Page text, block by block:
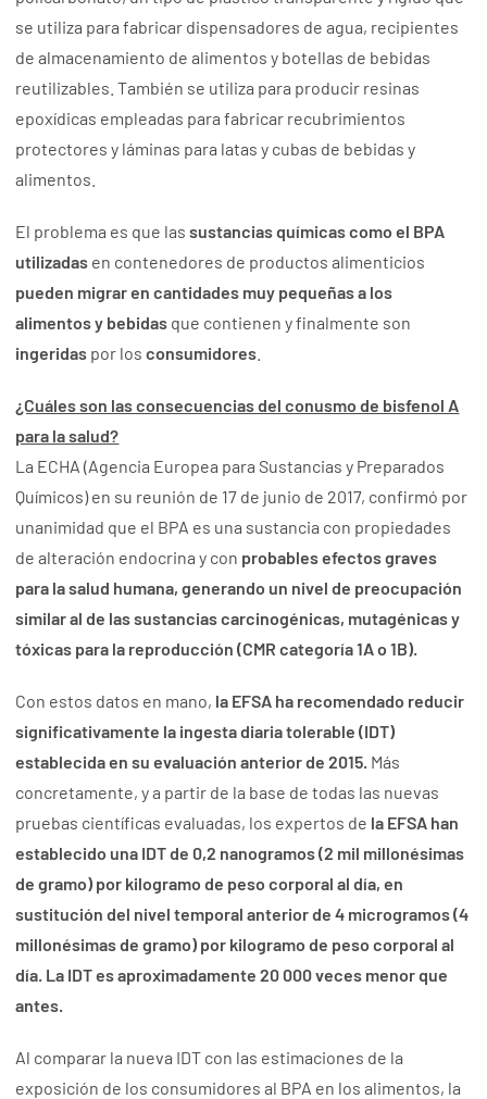
se utiliza para fabricar dispensadores de agua, recipientes
de almacenamiento de alimentos y botellas de bebidas
reutilizables. También se utiliza para producir resinas
epoxídicas empleadas para fabricar recubrimientos
protectores y láminas para latas y cubas de bebidas y
alimentos.
El problema es que lassustancias químicas como el BPA
utilizadas en contenedores de productos alimenticios
pueden migrar en cantidades muy pequeñas a los
alimentos y bebidas que contienen y finalmente son
ingeridas por losconsumidores
¿Cuáles son las consecuencias del conusmo de bisfenol A
para la salud?
La ECHA (Agencia Europea para Sustancias y Preparados
Químicos) en su reunión de 17 de junio de 2017, confirmó por
unanimidad que el BPA es una sustancia con propiedades
de alteración endocrina y con probables efectos graves
para la salud humana, generando un nivel de preocupación
similar al de las sustancias carcinogénicas, mutagénicas y
tóxicas para la reproducción (CMR categoría 1A o 1B).
Con estos datos en mano, la EFSA ha recomendado reducir
significativamente la ingesta diaria tolerable (IDT)
establecida en su evaluación anterior de 2015. Más
concretamente, y a partir de la base de todas las nuevas
pruebas científicas evaluadas, los expertos de la EFSA han
establecido una IDT de 0,2 nanogramos (2 mil millonésimas
de gramo) por kilogramo de peso corporal al día, en
sustitución del nivel temporal anterior de 4 microgramos (4
millonésimas de gramo) por kilogramo de peso corporal al
día. La IDT es aproximadamente 20 000 veces menor que
antes.
Al comparar la nueva IDT con las estimaciones de la
exposición de los consumidores al BPA en los alimentos, la